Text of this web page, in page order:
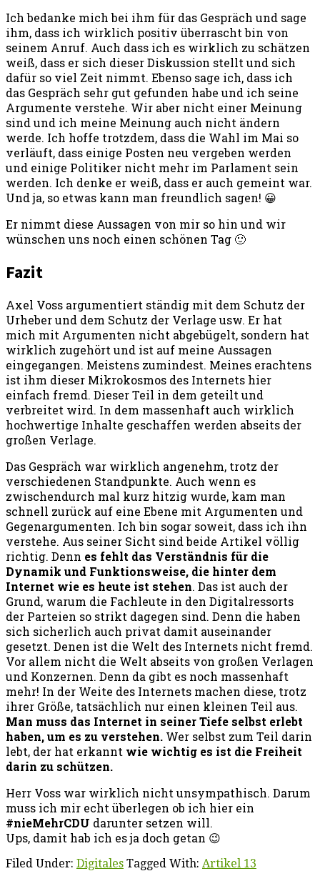
Ich bedanke mich bei ihm für das Gespräch und sage
ihm, dass ich wirklich positiv überrascht bin von
seinem Anruf. Auch dass ich es wirklich zu schätzen
weiß, dass er sich dieser Diskussion stellt und sich
dafür so viel Zeit nimmt. Ebenso sage ich, dass ich
das Gespräch sehr gut gefunden habe und ich seine
Argumente verstehe. Wir aber nicht einer Meinung
sind und ich meine Meinung auch nicht ändern
werde. Ich hoffe trotzdem, dass die Wahl im Mai so
verläuft, dass einige Posten neu vergeben werden
und einige Politiker nicht mehr im Parlament sein
werden. Ich denke er weiß, dass er auch gemeint war.
Und ja, so etwas kann man freundlich sagen! 😀
Er nimmt diese Aussagen von mir so hin und wir
wünschen uns noch einen schönen Tag 🙂
Fazit
Axel Voss argumentiert ständig mit dem Schutz der
Urheber und dem Schutz der Verlage usw. Er hat
mich mit Argumenten nicht abgebügelt, sondern hat
wirklich zugehört und ist auf meine Aussagen
eingegangen. Meistens zumindest. Meines erachtens
ist ihm dieser Mikrokosmos des Internets hier
einfach fremd. Dieser Teil in dem geteilt und
verbreitet wird. In dem massenhaft auch wirklich
hochwertige Inhalte geschaffen werden abseits der
großen Verlage.
Das Gespräch war wirklich angenehm, trotz der
verschiedenen Standpunkte. Auch wenn es
zwischendurch mal kurz hitzig wurde, kam man
schnell zurück auf eine Ebene mit Argumenten und
Gegenargumenten. Ich bin sogar soweit, dass ich ihn
verstehe. Aus seiner Sicht sind beide Artikel völlig
richtig. Denn es fehlt das Verständnis für die
Dynamik und Funktionsweise, die hinter dem
Internet wie es heute ist stehen. Das ist auch der
Grund, warum die Fachleute in den Digitalressorts
der Parteien so strikt dagegen sind. Denn die haben
sich sicherlich auch privat damit auseinander
gesetzt. Denen ist die Welt des Internets nicht fremd.
Vor allem nicht die Welt abseits von großen Verlagen
und Konzernen. Denn da gibt es noch massenhaft
mehr! In der Weite des Internets machen diese, trotz
ihrer Größe, tatsächlich nur einen kleinen Teil aus.
Man muss das Internet in seiner Tiefe selbst erlebt
haben, um es zu verstehen. Wer selbst zum Teil darin
lebt, der hat erkannt wie wichtig es ist die Freiheit
darin zu schützen.
Herr Voss war wirklich nicht unsympathisch. Darum
muss ich mir echt überlegen ob ich hier ein
#nieMehrCDU darunter setzen will.
Ups, damit hab ich es ja doch getan 😉
Filed Under: Digitales Tagged With: Artikel 13